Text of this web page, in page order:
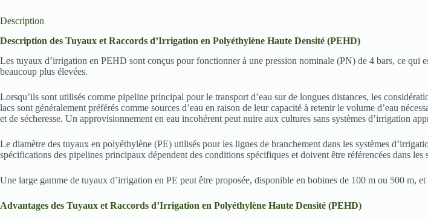
Description
Description des Tuyaux et Raccords d’Irrigation en Polyéthylène Haute Densité (PEHD)
Les tuyaux d’irrigation en PEHD sont conçus pour fonctionner à une pression nominale (PN) de 4 bars, ce qui
beaucoup plus élevées.
Lorsqu’ils sont utilisés comme pipeline principal pour le transport d’eau sur de longues distances, les
lacs sont généralement préférés comme sources d’eau en raison de leur capacité à retenir le volume d’eau
et de sécheresse. Un approvisionnement en eau incohérent peut nuire aux cultures sans systèmes d’irrigation
Le diamètre des tuyaux en polyéthylène (PE) utilisés pour les lignes de branchement dans les systèmes
spécifications des pipelines principaux dépendent des conditions spécifiques et doivent être référencées dans
Une large gamme de tuyaux d’irrigation en PE peut être proposée, disponible en bobines de 100 m ou 500 m,
Advantages des Tuyaux et Raccords d’Irrigation en Polyéthylène Haute Densité (PEHD)